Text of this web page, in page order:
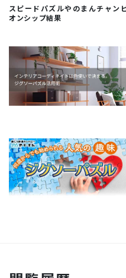
スピードパズルやのまんチャン
オンシップ結果